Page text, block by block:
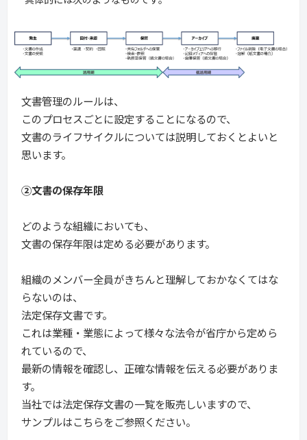
文書管理のルールは、
このプロセスごとに設定することになるので、
文書のライフサイクルについては説明しておくとよいと
思います。
②文書の保存年限
どのような組織においても、
文書の保存年限は定める必要があります。
組織のメンバー全員がきちんと理解しておかなくてはな
らないのは、
法定保存文書です。
これは業種・業態によって様々な法令が省庁から定めら
れているので、
最新の情報を確認し、正確な情報を伝える必要がありま
す。
当社では法定保存文書の一覧を販売しいますので、
サンプルはこちらをご参照ください。